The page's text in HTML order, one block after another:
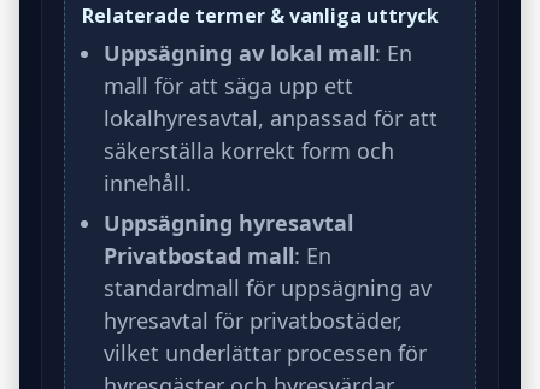
Relaterade termer & vanliga uttryck
Uppsägning av lokal mall: En
mall för att säga upp ett
lokalhyresavtal, anpassad för att
säkerställa korrekt form och
innehåll.
Uppsägning hyresavtal
Privatbostad mall: En
standardmall för uppsägning av
hyresavtal för privatbostäder,
vilket underlättar processen för